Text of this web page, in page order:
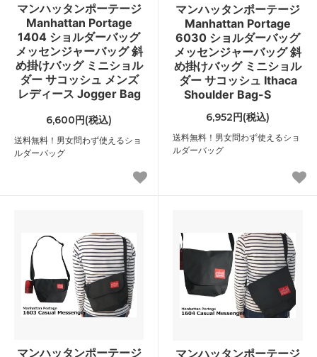
マンハッタンポーテージ
Manhattan Portage
1404 ショルダーバッグ
メッセンジャーバッグ 斜
め掛けバッグ ミニショル
ダー サコッシュ メンズ
レディース Jogger Bag
6,600円(税込)
送料無料！男女問わず使えるショ
ルダーバッグ
マンハッタンポーテージ
Manhattan Portage
6030 ショルダーバッグ
メッセンジャーバッグ 斜
め掛けバッグ ミニショル
ダー サコッシュ Ithaca
Shoulder Bag-S
6,952円(税込)
送料無料！男女問わず使えるショ
ルダーバッグ
マンハッタンポーテージ
マンハッタンポーテージ